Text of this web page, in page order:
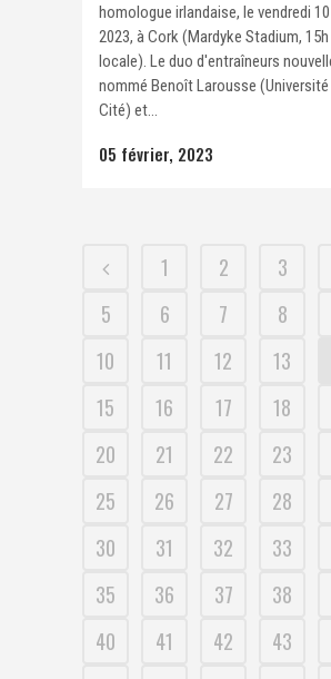
homologue irlandaise, le vendredi
2023, à Cork (Mardyke Stadium, 15h
locale). Le duo d'entraîneurs
nommé Benoît Larousse (Université
Cité) et...
05 février, 2023
1 2 3
5
6 7 8
10
11 12 13
15
16 17 18
20
21 22 23
25
26 27 28
30
31 32 33
35
36 37 38
40
41 42 43